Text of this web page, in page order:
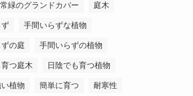
常緑のグランドカバー 庭木
手間いらずな植物
の庭 手間いらずの植物
つ庭木 日陰でも育つ植物
植物 簡単に育つ 耐寒性